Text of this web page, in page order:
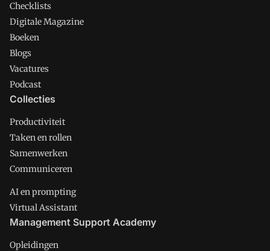
Checklists
Digitale Magazine
Boeken
Blogs
Vacatures
Podcast
Collecties
Productiviteit
Taken en rollen
Samenwerken
Communiceren
AI en prompting
Virtual Assistant
Management Support Academy
Opleidingen